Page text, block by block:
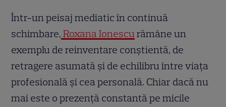
Într-un peisaj mediatic în continuă
schimbare, Roxana Ionescurămâne un
exemplu de reinventare conștientă, de
retragere asumată și de echilibru între viața
profesională și cea personală. Chiar dacă nu
mai este o prezență constantă pe micile